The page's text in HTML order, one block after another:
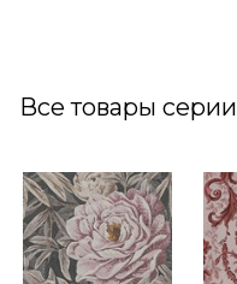
Все товары серии